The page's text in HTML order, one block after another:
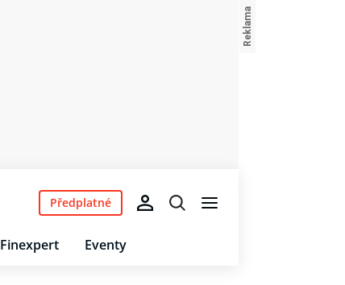
Finexpert Eventy
Předplatné